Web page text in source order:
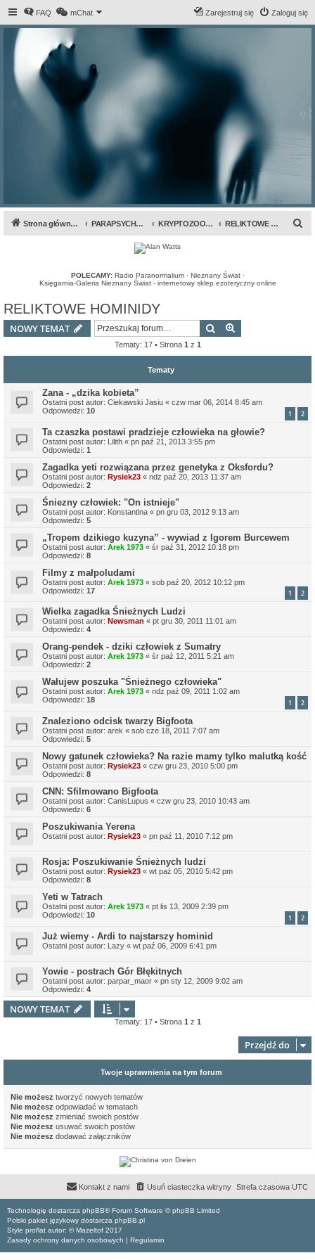
FAQ mChat Zaloguj się
Zarejestruj się
Strona główna forum PARAPSYCHOLOGIA & ANOMALIA KRYPTOZOOLOGIA RELIKTOWE HOMINIDY
POLECAMY: Radio Paranormalium· Nieznany Świat·
Księgarnia-Galeria Nieznany Świat - internetowy sklep ezoteryczny online
RELIKTOWE HOMINIDY
NOWY TEMAT Szukaj
Tematy: 17 • Strona 1 z 1
Tematy
Zana - „dzika kobieta”
Ostatni post autor: Ciekawski Jasiu « czw mar 06, 2014 8:45 am
Odpowiedzi: 10 1 2
Ta czaszka postawi pradzieje człowieka na głowie?
Ostatni post autor: Lilith « pn paź 21, 2013 3:55 pm
Odpowiedzi: 1
Zagadka yeti rozwiązana przez genetyka z Oksfordu?
Ostatni post autor: Rysiek23 « ndz paź 20, 2013 11:37 am
Odpowiedzi: 2
Śniezny człowiek: "On istnieje"
Ostatni post autor: Konstantina « pn gru 03, 2012 9:13 am
Odpowiedzi: 5
„Tropem dzikiego kuzyna” - wywiad z Igorem Burcewem
Ostatni post autor: Arek 1973 « śr paź 31, 2012 10:18 pm
Odpowiedzi: 8
Filmy z małpoludami
Ostatni post autor: Arek 1973 « sob paź 20, 2012 10:12 pm
Odpowiedzi: 17 1 2
Wielka zagadka Śnieżnych Ludzi
Ostatni post autor: Newsman « pt gru 30, 2011 11:01 am
Odpowiedzi: 4
Orang-pendek - dziki człowiek z Sumatry
Ostatni post autor: Arek 1973 « śr paź 12, 2011 5:21 am
Odpowiedzi: 2
Wałujew poszuka "Śnieżnego człowieka"
Ostatni post autor: Arek 1973 « ndz paź 09, 2011 1:02 am
Odpowiedzi: 18 1 2
Znaleziono odcisk twarzy Bigfoota
Ostatni post autor: arek « sob cze 18, 2011 7:07 am
Odpowiedzi: 5
Nowy gatunek człowieka? Na razie mamy tylko malutką kość
Ostatni post autor: Rysiek23 « czw gru 23, 2010 5:00 pm
Odpowiedzi: 8
CNN: Sfilmowano Bigfoota
Ostatni post autor: CanisLupus « czw gru 23, 2010 10:43 am
Odpowiedzi: 6
Poszukiwania Yerena
Ostatni post autor: Rysiek23 « pn paź 11, 2010 7:12 pm
Rosja: Poszukiwanie Śnieżnych ludzi
Ostatni post autor: Rysiek23 « wt paź 05, 2010 5:42 pm
Odpowiedzi: 8
Yeti w Tatrach
Ostatni post autor: Arek 1973 « pt lis 13, 2009 2:39 pm
Odpowiedzi: 10 1 2
Już wiemy - Ardi to najstarszy hominid
Ostatni post autor: Lazy « wt paź 06, 2009 6:41 pm
Yowie - postrach Gór Błękitnych
Ostatni post autor: parpar_maor « pn sty 12, 2009 9:02 am
Odpowiedzi: 4
NOWY TEMAT
Tematy: 17 • Strona 1 z 1
Przejdź do
Twoje uprawnienia na tym forum
Nie możesz tworzyć nowych tematów
Nie możesz odpowiadać w tematach
Nie możesz zmieniać swoich postów
Nie możesz usuwać swoich postów
Nie możesz dodawać załączników
Strefa czasowa UTC
Usuń ciasteczka witryny
Kontakt z nami
Technologię dostarcza phpBB® Forum Software © phpBB Limited
Polski pakiet językowy dostarcza phpBB.pl
Style proflat autor: ©Mazeltof 2017
Zasady ochrony danych osobowych | Regulamin